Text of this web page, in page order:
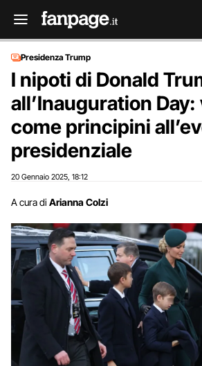
Presidenza Trump
I nipoti di Donald
all’Inauguration
come principini
presidenziale
20 Gennaio 2025 18:12
A cura di Arianna Colzi